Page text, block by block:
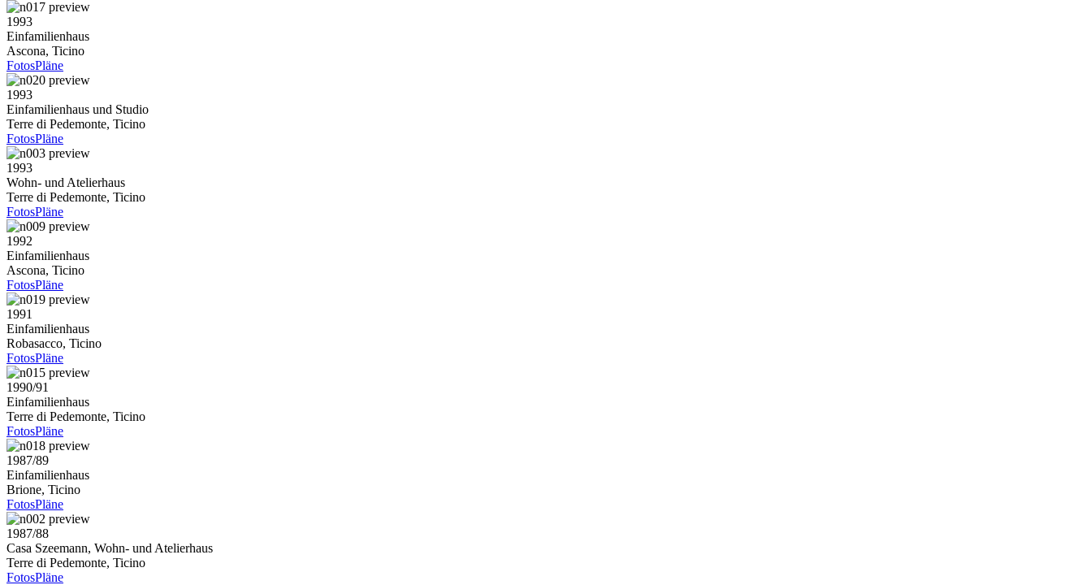
1993
Einfamilienhaus
Ascona, Ticino
FotosPläne
1993
Einfamilienhaus und Studio
Terre di Pedemonte, Ticino
FotosPläne
1993
Wohn- und Atelierhaus
Terre di Pedemonte, Ticino
FotosPläne
1992
Einfamilienhaus
Ascona, Ticino
FotosPläne
1991
Einfamilienhaus
Robasacco, Ticino
FotosPläne
1990/91
Einfamilienhaus
Terre di Pedemonte, Ticino
FotosPläne
1987/89
Einfamilienhaus
Brione, Ticino
FotosPläne
1987/88
Casa Szeemann, Wohn- und Atelierhaus
Terre di Pedemonte, Ticino
FotosPläne